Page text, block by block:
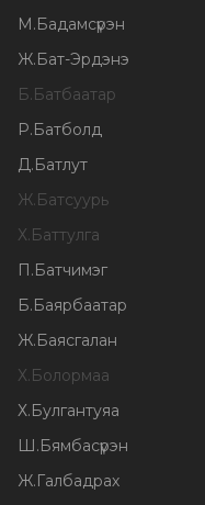
М.Бадамсүрэн
Ж.Бат-Эрдэнэ
Б.Батбаатар
Р.Батболд
Д.Батлут
Ж.Батсуурь
Х.Баттулга
П.Батчимэг
Б.Баярбаатар
Ж.Баясгалан
Х.Болормаа
Х.Булгантуяа
Ш.Бямбасүрэн
Ж.Галбадрах